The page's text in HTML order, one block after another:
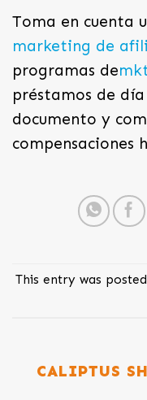
Toma en cuenta
marketing de
programas de
préstamos de
documento y
compensaciones
This entry was
CALIPTUS